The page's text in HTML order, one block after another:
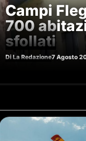
Campi
700
sfollati
Di La Redazione7 Agosto